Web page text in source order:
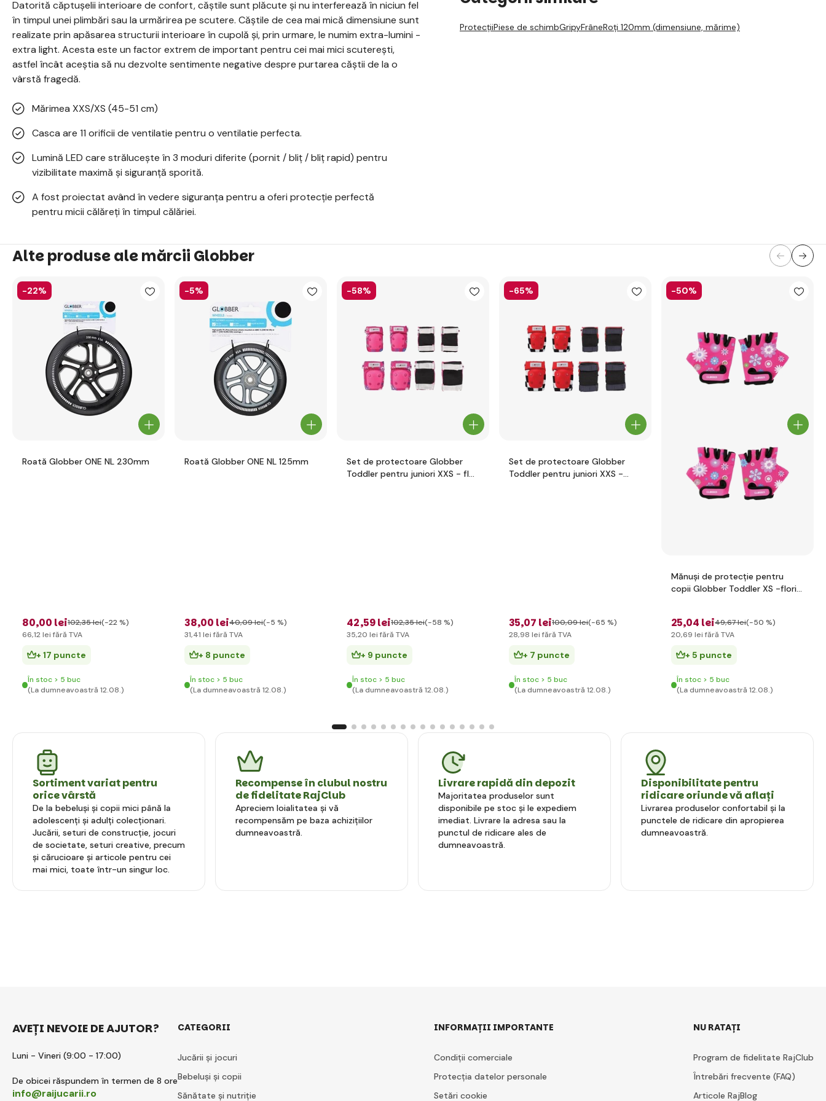
Datorită căptușelii interioare de confort, căștile sunt plăcute și nu interferează în niciun fel
în timpul unei plimbări sau la urmărirea pe scutere. Căștile de cea mai mică dimensiune sunt
realizate prin apăsarea structurii interioare în cupolă și, prin urmare, le numim extra-lumini -
extra light. Acesta este un factor extrem de important pentru cei mai mici scuterești,
astfel încât aceștia să nu dezvolte sentimente negative despre purtarea căștii de la o
vârstă fragedă.
Mărimea XXS/XS (45-51 cm)
Casca are 11 orificii de ventilatie pentru o ventilatie perfecta.
Lumină LED care strălucește în 3 moduri diferite (pornit / bliț / bliț rapid) pentru
vizibilitate maximă și siguranță sporită.
A fost proiectat având în vedere siguranța pentru a oferi protecție perfectă
pentru micii călăreți în timpul călăriei.
ProtecțiiPiese de schimbGripyFrâneRoți 120mm (dimensiune, mărime)
Alte produse ale mărcii Globber
-22%
Roată Globber ONE NL 230mm
80,00 lei102,35 lei(-22 %)
66,12 lei fără TVA
+ 17 puncte
În stoc > 5 buc
(La dumneavoastră 12.08.)
-5%
Roată Globber ONE NL 125mm
38,00 lei40,09 lei(-5 %)
31,41 lei fără TVA
+ 8 puncte
În stoc > 5 buc
(La dumneavoastră 12.08.)
-58%
Set de protectoare Globber
Toddler pentru juniori XXS - flori
42,59 lei102,35 lei(-58 %)
35,20 lei fără TVA
+ 9 puncte
În stoc > 5 buc
(La dumneavoastră 12.08.)
-65%
Set de protectoare Globber
Toddler pentru juniori XXS -
35,07 lei100,09 lei(-65 %)
28,98 lei fără TVA
+ 7 puncte
În stoc > 5 buc
(La dumneavoastră 12.08.)
-50%
Mănuși de protecție pentru
copii Globber Toddler XS -flori
25,04 lei49,67 lei(-50 %)
20,69 lei fără TVA
+ 5 puncte
În stoc > 5 buc
(La dumneavoastră 12.08.)
Sortiment variat pentru
orice vârstă
De la bebeluși și copii mici până la
adolescenți și adulți colecționari.
Jucării, seturi de construcție, jocuri
de societate, seturi creative, precum
și cărucioare și articole pentru cei
mai mici, toate într-un singur loc.
Recompense în clubul nostru
de fidelitate RajClub
Apreciem loialitatea și vă
recompensăm pe baza achizițiilor
dumneavoastră.
Livrare rapidă din depozit
Majoritatea produselor sunt
disponibile pe stoc și le expediem
imediat. Livrare la adresa sau la
punctul de ridicare ales de
dumneavoastră.
Disponibilitate pentru
ridicare oriunde vă aflați
Livrarea produselor confortabil și la
punctele de ridicare din apropierea
dumneavoastră.
AVEȚI NEVOIE DE AJUTOR?
Luni - Vineri (9:00 - 17:00)
De obicei răspundem în termen de 8 ore
info@raijucarii.ro
CATEGORII
Jucării și jocuri
Bebeluși și copii
Sănătate și nutriție
INFORMAȚII IMPORTANTE
Condiții comerciale
Protecția datelor personale
Setări cookie
NU RATAȚI
Program de fidelitate RajClub
Întrebări frecvente (FAQ)
Articole RajBlog